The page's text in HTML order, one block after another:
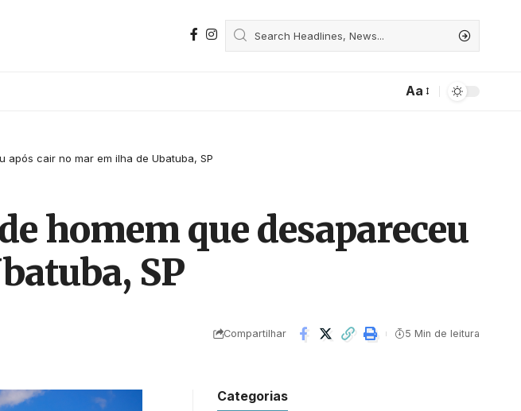
Aa
cair no mar em ilha de Ubatuba, SP
homem que desapareceu
SP
Compartilhar 5 Min de leitura
Categorias